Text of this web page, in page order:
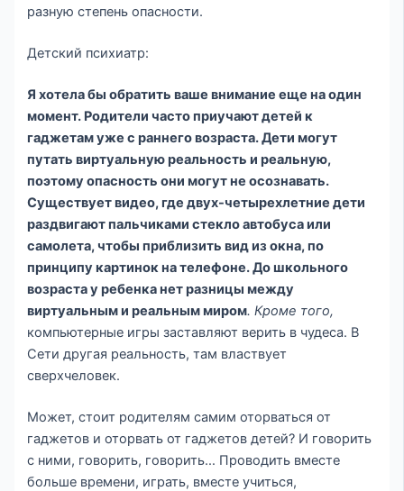
разную степень опасности.
Детский психиатр:
Я хотела бы обратить ваше внимание еще на один
момент. Родители часто приучают детей к
гаджетам уже с раннего возраста. Дети могут
путать виртуальную реальность и реальную,
поэтому опасность они могут не осознавать.
Существует видео, где двух-четырехлетние дети
раздвигают пальчиками стекло автобуса или
самолета, чтобы приблизить вид из окна, по
принципу картинок на телефоне. До школьного
возраста у ребенка нет разницы между
виртуальным и реальным миром. Кроме того,
компьютерные игры заставляют верить в чудеса. В
Сети другая реальность, там властвует
сверхчеловек.
Может, стоит родителям самим оторваться от
гаджетов и оторвать от гаджетов детей? И говорить
с ними, говорить, говорить… Проводить вместе
больше времени, играть, вместе учиться,